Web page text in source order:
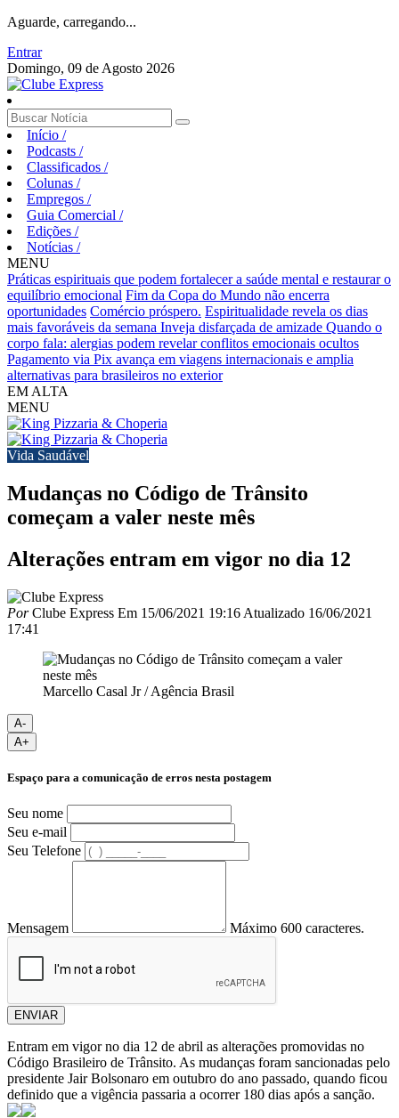
Aguarde, carregando...
Entrar
Domingo, 09 de Agosto 2026
Início /
Podcasts /
Classificados /
Colunas /
Empregos /
Guia Comercial /
Edições /
Notícias /
MENU
Práticas espirituais que podem fortalecer a saúde mental e restaurar o
equilíbrio emocional Fim da Copa do Mundo não encerra
oportunidades Comércio próspero. Espiritualidade revela os dias
mais favoráveis da semana Inveja disfarçada de amizade Quando o
corpo fala: alergias podem revelar conflitos emocionais ocultos
Pagamento via Pix avança em viagens internacionais e amplia
alternativas para brasileiros no exterior
EM ALTA
MENU
Vida Saudável
Mudanças no Código de Trânsito
começam a valer neste mês
Alterações entram em vigor no dia 12
PorClube Express Em 15/06/2021 19:16 Atualizado 16/06/2021
17:41
Marcello Casal Jr / Agência Brasil
A-
A+
Espaço para a comunicação de erros nesta postagem
Seu nome
Seu e-mail
Seu Telefone
Mensagem Máximo 600 caracteres.
ENVIAR
Entram em vigor no dia 12 de abril as alterações promovidas no
Código Brasileiro de Trânsito. As mudanças foram sancionadas pelo
presidente Jair Bolsonaro em outubro do ano passado, quando ficou
definido que a vigência passaria a ocorrer 180 dias após a sanção.